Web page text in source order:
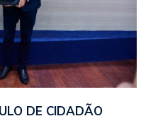
DE CIDADÃO